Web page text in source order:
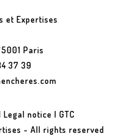
et Expertises
Paris
37 39
Legal notice | GTC
- All rights reserved